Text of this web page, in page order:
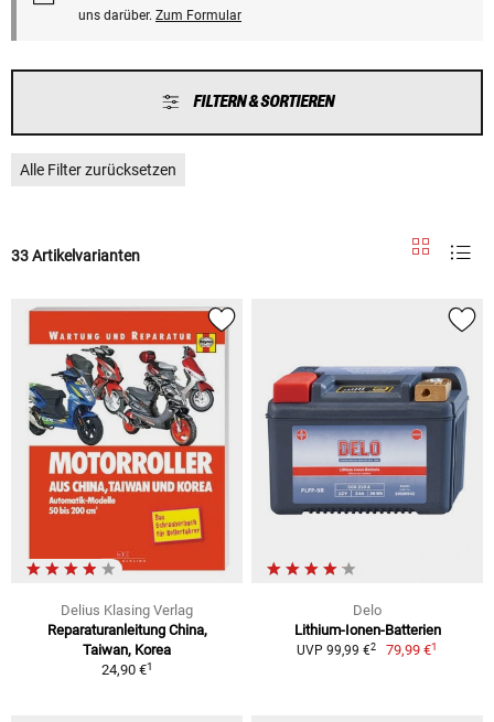
uns darüber. Zum Formular
FILTERN & SORTIEREN
Alle Filter zurücksetzen
33 Artikelvarianten
Delius Klasing Verlag
Reparaturanleitung China,
Taiwan, Korea
24,90 €1
Delo
Lithium-Ionen-Batterien
UVP 99,99 €2 79,99 €1